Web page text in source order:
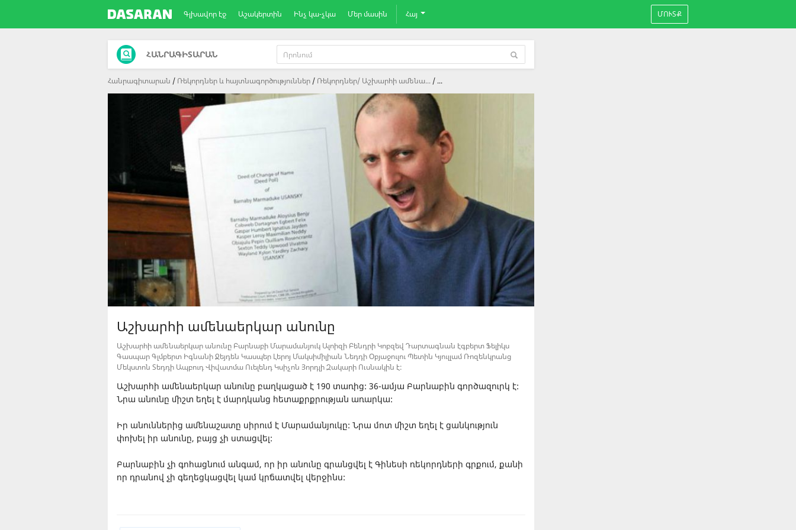
Գլխավոր էջ Աշակերտին Ինչ կա-չկա Մեր մասին Հայ ՄՈՒՏՔ
ՀԱՆՐԱԳԻՏԱՐԱՆ
Հանրագիտարան Ռեկորդներ և հայտնագործություններ Ռեկորդներ/ Աշխարհի ամենա... ...
Աշխարհի ամենաերկար անունը
Աշխարհի ամենաերկար անունը Բարնաբի Մարամանյուկ Ալոիզի Բենդրի Կոբզեվ Դարտագնան էգբերտ Ֆելիկս
Գասպար Գլմբերտ Իգնանի Ջեյդեն Կասպեր Լերոյ Մակսիմիլիան Նեդդի Օբյաջուլու Պետին Կյուլլամ Ռոզենկրանց
Մեկստոն Տեդդի Ապբուդ Վիվատմա Ուելենդ Կսիչոն Յորդլի Զակարի Ուսնակին է:
Աշխարհի ամենաերկար անունը բաղկացած է 190 տառից: 36-ամյա Բարնաբին գործազուրկ է:
Նրա անունը միշտ եղել է մարդկանց հետաքրքրության առարկա:
Իր անուններից ամենաշատը սիրում է Մարամանյուկը: Նրա մոտ միշտ եղել է ցանկություն
փոխել իր անունը, բայց չի ստացվել:
Բարնաբին չի գոհացնում անգամ, որ իր անունը գրանցվել է Գինեսի ռեկորդների գրքում, քանի
որ դրանով չի գեղեցկացվել կամ կրճատվել վերջինս: